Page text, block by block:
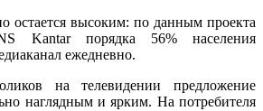
остается высоким: по данным проекта
Kantar порядка 56% населения
ежедневно.
на телевидении предложение
наглядным и ярким. На потребителя